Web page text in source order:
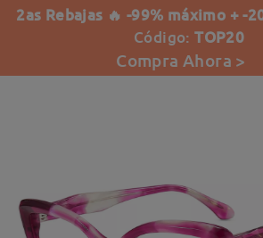
2as Rebajas 🔥 -99% máximo + -
Código:TOP20
Compra Ahora >